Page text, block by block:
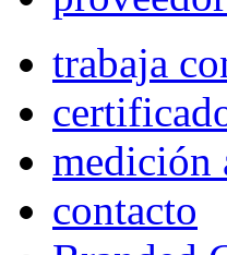
trabaja
medición
contacto